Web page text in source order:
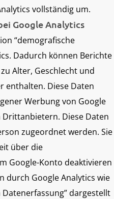
vollständig um.
Google Analytics
“demografische
Dadurch können Berichte
Alter, Geschlecht und
enthalten. Diese Daten
Werbung von Google
Diese Daten
zugeordnet werden. Sie
über die
Google-Konto deaktivieren
durch Google Analytics wie
dargestellt